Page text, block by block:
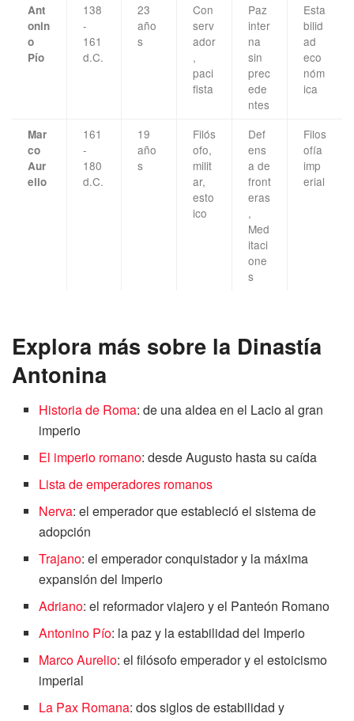
Ant
onin
o
Pío
138
-
161
d.C.
23
año
s
Con
serv
ador
,
paci
fista
Paz
inter
na
sin
prec
ede
ntes
Esta
bilid
ad
eco
nóm
ica
Mar
co
Aur
elio
161
-
180
d.C.
19
año
s
Filós
ofo,
milit
ar,
esto
ico
Def
ens
a de
front
eras
,
Med
itaci
one
s
Filos
ofía
imp
erial
Explora más sobre la Dinastía
Antonina
Historia de Roma: de una aldea en el Lacio al gran
imperio
El imperio romano: desde Augusto hasta su caída
Lista de emperadores romanos
Nerva: el emperador que estableció el sistema de
adopción
Trajano: el emperador conquistador y la máxima
expansión del Imperio
Adriano: el reformador viajero y el Panteón Romano
Antonino Pío: la paz y la estabilidad del Imperio
Marco Aurelio: el filósofo emperador y el estoicismo
imperial
La Pax Romana: dos siglos de estabilidad y